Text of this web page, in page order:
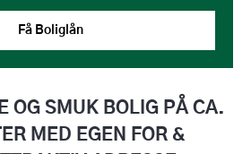
OG SMUK BOLIG PÅ CA.
MED EGEN FOR &
Få Boliglån